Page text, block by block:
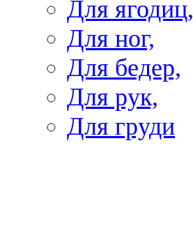
Для ягодиц,
Для ног,
Для бедер,
Для рук,
Для груди